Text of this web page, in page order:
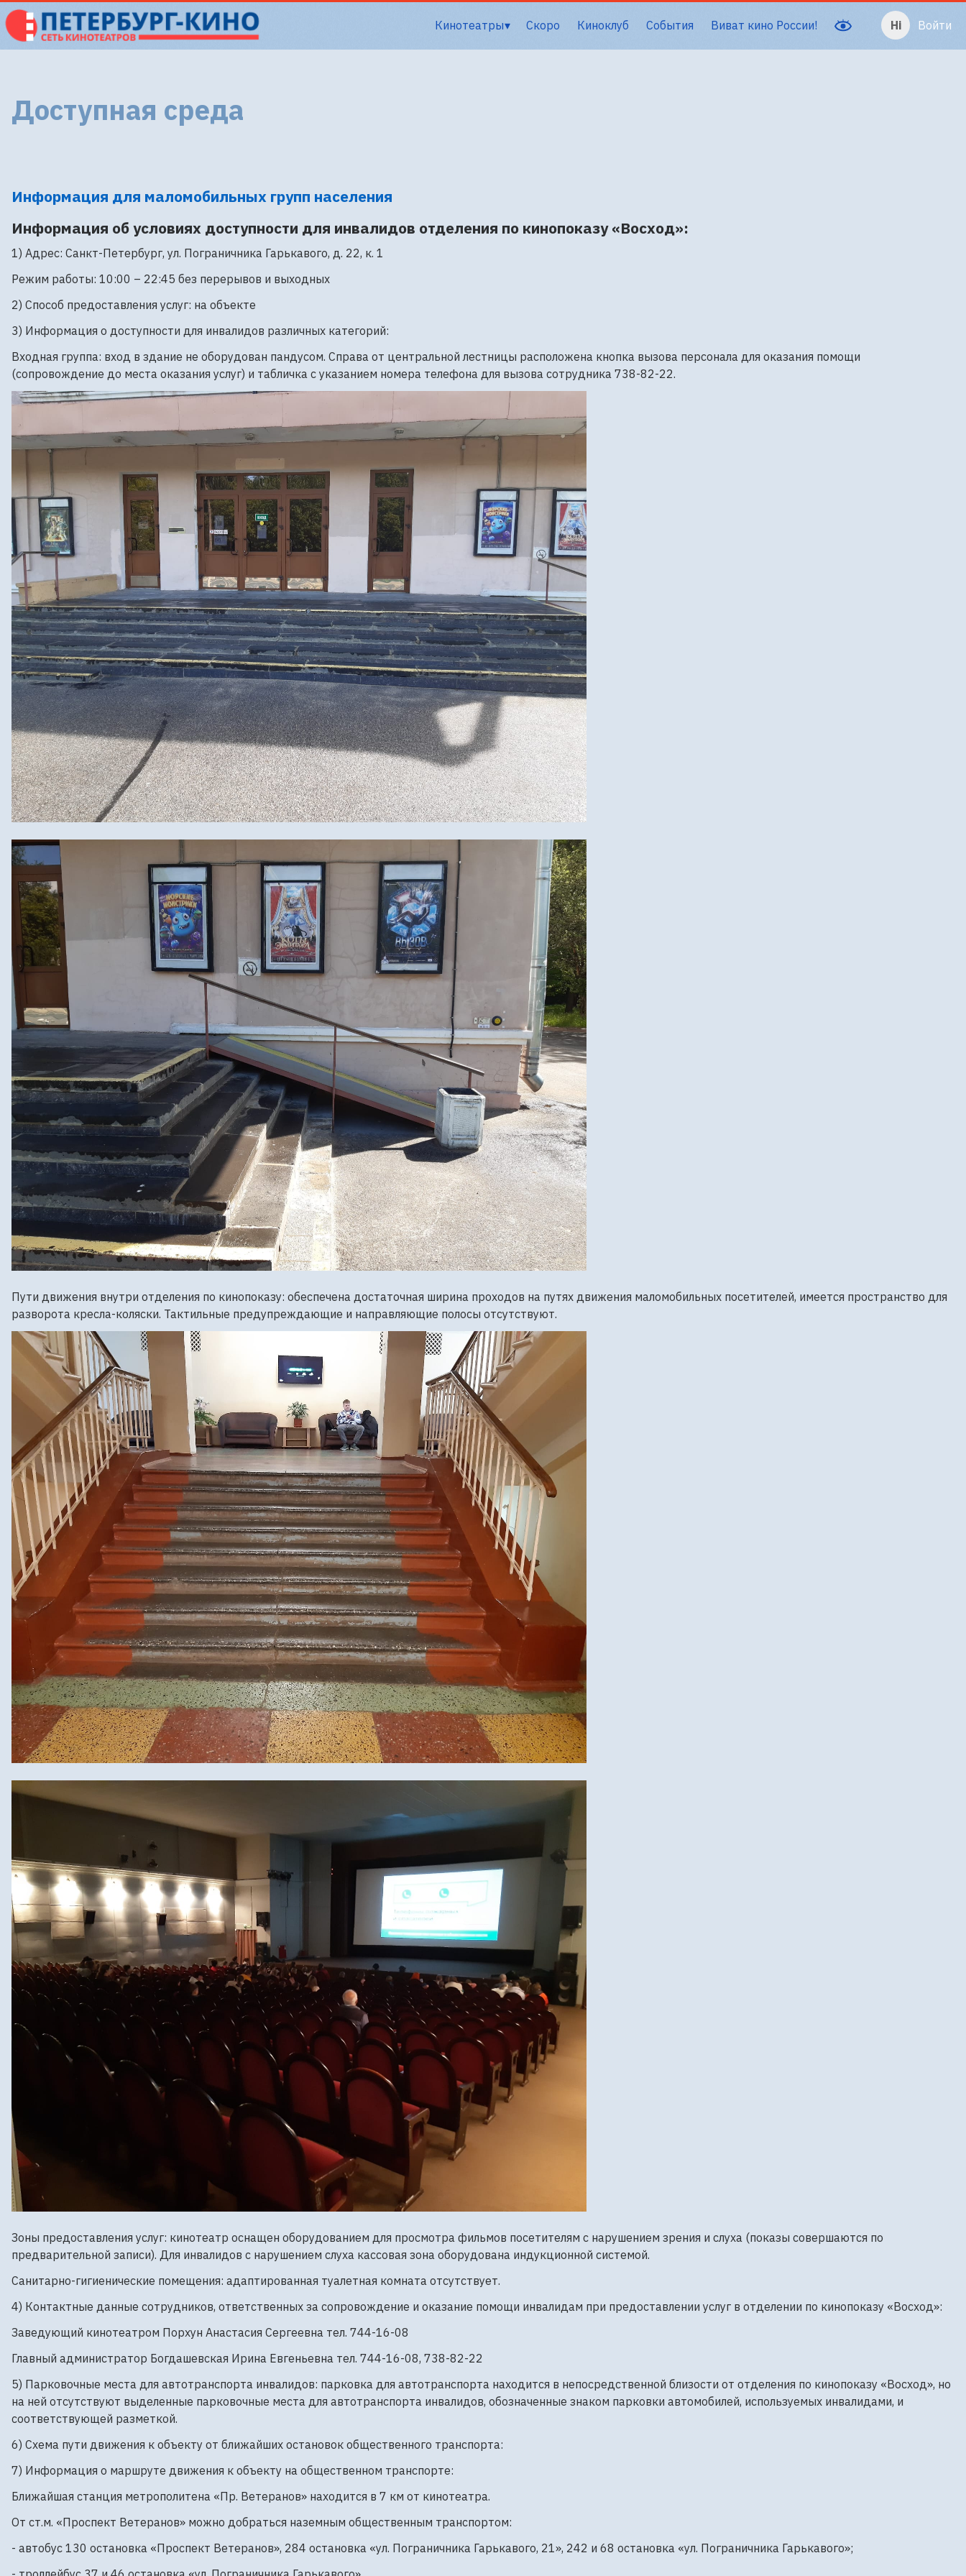
Кинотеатры Скоро Киноклуб События Виват кино России! Войти
Доступная среда
Информация для маломобильных групп населения
Информация об условиях доступности для инвалидов отделения по кинопоказу «Восход»:
1) Адрес: Санкт-Петербург, ул. Пограничника Гарькавого, д. 22, к. 1
Режим работы: 10:00 – 22:45 без перерывов и выходных
2) Способ предоставления услуг: на объекте
3) Информация о доступности для инвалидов различных категорий:
Входная группа: вход в здание не оборудован пандусом. Справа от центральной лестницы расположена кнопка вызова персонала для оказания помощи
(сопровождение до места оказания услуг) и табличка с указанием номера телефона для вызова сотрудника 738-82-22.
Пути движения внутри отделения по кинопоказу: обеспечена достаточная ширина проходов на путях движения маломобильных посетителей, имеется пространство для
разворота кресла-коляски. Тактильные предупреждающие и направляющие полосы отсутствуют.
Зоны предоставления услуг: кинотеатр оснащен оборудованием для просмотра фильмов посетителям с нарушением зрения и слуха (показы совершаются по
предварительной записи). Для инвалидов с нарушением слуха кассовая зона оборудована индукционной системой.
Санитарно-гигиенические помещения: адаптированная туалетная комната отсутствует.
4) Контактные данные сотрудников, ответственных за сопровождение и оказание помощи инвалидам при предоставлении услуг в отделении по кинопоказу «Восход»:
Заведующий кинотеатром Порхун Анастасия Сергеевна тел. 744-16-08
Главный администратор Богдашевская Ирина Евгеньевна тел. 744-16-08, 738-82-22
5) Парковочные места для автотранспорта инвалидов: парковка для автотранспорта находится в непосредственной близости от отделения по кинопоказу «Восход», но
на ней отсутствуют выделенные парковочные места для автотранспорта инвалидов, обозначенные знаком парковки автомобилей, используемых инвалидами, и
соответствующей разметкой.
6) Схема пути движения к объекту от ближайших остановок общественного транспорта:
7) Информация о маршруте движения к объекту на общественном транспорте:
Ближайшая станция метрополитена «Пр. Ветеранов» находится в 7 км от кинотеатра.
От ст.м. «Проспект Ветеранов» можно добраться наземным общественным транспортом:
- автобус 130 остановка «Проспект Ветеранов», 284 остановка «ул. Пограничника Гарькавого, 21», 242 и 68 остановка «ул. Пограничника Гарькавого»;